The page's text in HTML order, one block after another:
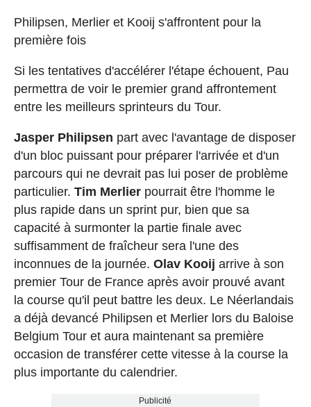
Philipsen, Merlier et Kooij s'affrontent pour la
première fois
Si les tentatives d'accélérer l'étape échouent, Pau
permettra de voir le premier grand affrontement
entre les meilleurs sprinteurs du Tour.
Jasper Philipsen part avec l'avantage de disposer
d'un bloc puissant pour préparer l'arrivée et d'un
parcours qui ne devrait pas lui poser de problème
particulier. Tim Merlierpourrait être l'homme le
plus rapide dans un sprint pur, bien que sa
capacité à surmonter la partie finale avec
suffisamment de fraîcheur sera l'une des
inconnues de la journée. Olav Kooij arrive à son
premier Tour de France après avoir prouvé avant
la course qu'il peut battre les deux. Le Néerlandais
a déjà devancé Philipsen et Merlier lors du Baloise
Belgium Tour et aura maintenant sa première
occasion de transférer cette vitesse à la course la
plus importante du calendrier.
Publicité